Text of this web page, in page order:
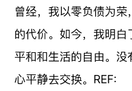
曾经，我以零负债为
的代价。如今，我明
平和和生活的自由。
心平静去交换。REF: